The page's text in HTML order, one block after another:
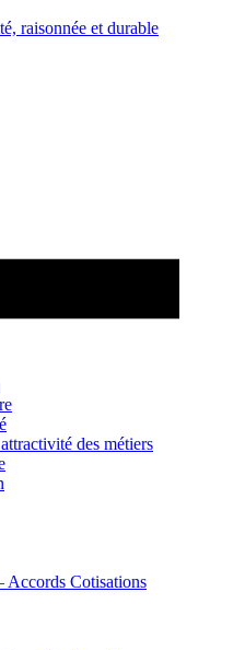
raisonnée et durable
des métiers
Accords Cotisations